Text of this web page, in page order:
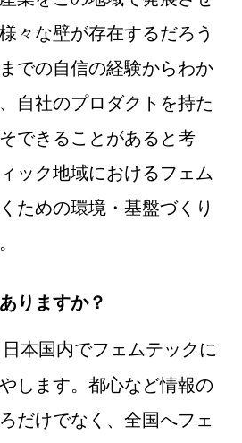
々な壁が存在するだろう
での自信の経験からわか
自社のプロダクトを持た
できることがあると考
ック地域におけるフェム
ための環境・基盤づくり
りますか？
本国内でフェムテックに
します。都心など情報の
だけでなく、全国へフェ